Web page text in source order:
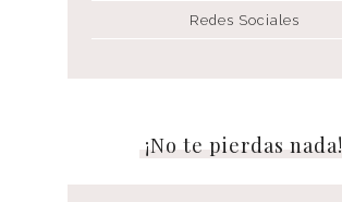
Redes Sociales
¡No te pierdas nada!